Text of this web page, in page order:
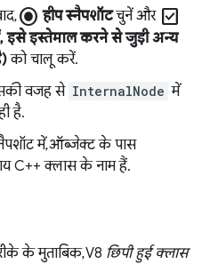
radio_button_checked हीप स्नैपशॉटचुनें और check_box
इसे इस्तेमाल करने से जुड़ी अन्य
को चालू करें.
वजह से InternalNode में
है.
में, ऑब्जेक्ट के पास
C++ क्लास के नाम हैं.
के मुताबिक, V8 छिपी हुई क्लास